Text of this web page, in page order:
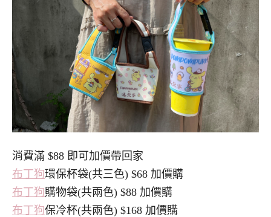
消費滿 $88 即可加價帶回家
布丁狗環保杯袋(共三色) $68 加價購
布丁狗購物袋(共兩色) $88 加價購
布丁狗保冷杯(共兩色) $168 加價購